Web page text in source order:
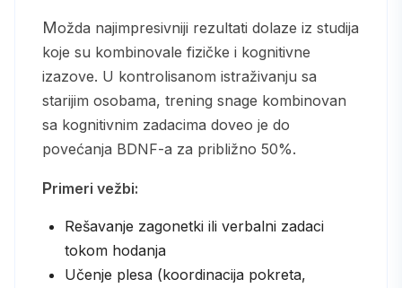
Možda najimpresivniji rezultati dolaze iz studija
koje su kombinovale fizičke i kognitivne
izazove. U kontrolisanom istraživanju sa
starijim osobama, trening snage kombinovan
sa kognitivnim zadacima doveo je do
povećanja BDNF-a za približno 50%.
Primeri vežbi:
Rešavanje zagonetki ili verbalni zadaci
tokom hodanja
Učenje plesa (koordinacija pokreta,